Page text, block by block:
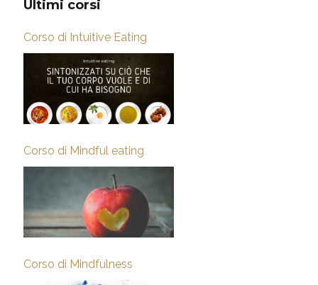
Ultimi corsi
Corso di Intuitive Eating
Corso di Mindful eating
Corso di Mindfulness